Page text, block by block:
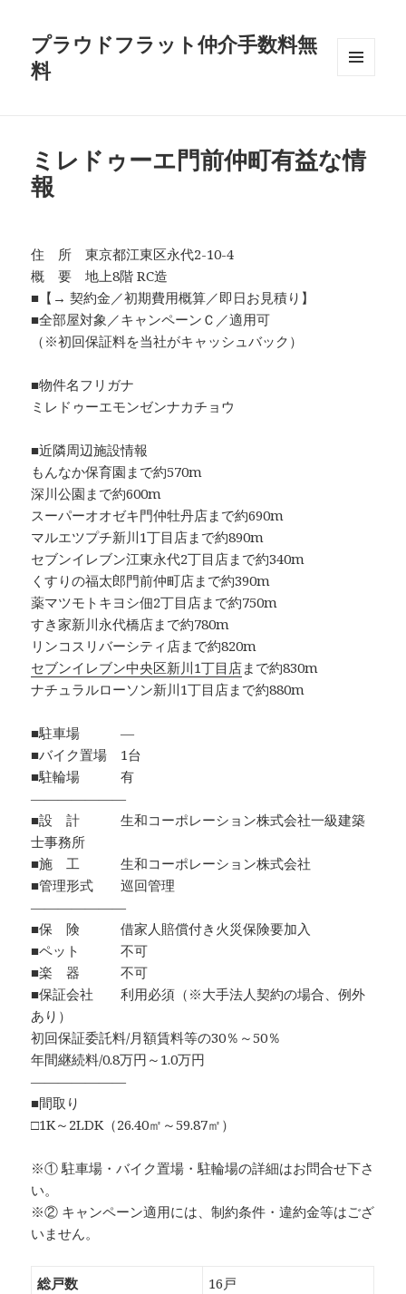
プラウドフラット仲介手数料無
料
ミレドゥーエ門前仲町有益な情
報
住 所 東京都江東区永代2-10-4
概 要 地上8階 RC造
■【→ 契約金／初期費用概算／即日お見積り】
■全部屋対象／キャンペーンＣ／適用可
（※初回保証料を当社がキャッシュバック）
■物件名フリガナ
ミレドゥーエモンゼンナカチョウ
■近隣周辺施設情報
もんなか保育園まで約570m
深川公園まで約600m
スーパーオオゼキ門仲牡丹店まで約690m
マルエツプチ新川1丁目店まで約890m
セブンイレブン江東永代2丁目店まで約340m
くすりの福太郎門前仲町店まで約390m
薬マツモトキヨシ佃2丁目店まで約750m
すき家新川永代橋店まで約780m
リンコスリバーシティ店まで約820m
セブンイレブン中央区新川1丁目店まで約830m
ナチュラルローソン新川1丁目店まで約880m
■駐車場 ―
■バイク置場 1台
■駐輪場 有
―――――――
■設 計 生和コーポレーション株式会社一級建築
士事務所
■施 工 生和コーポレーション株式会社
■管理形式 巡回管理
―――――――
■保 険 借家人賠償付き火災保険要加入
■ペット 不可
■楽 器 不可
■保証会社 利用必須（※大手法人契約の場合、例外
あり）
初回保証委託料/月額賃料等の30％～50％
年間継続料/0.8万円～1.0万円
―――――――
■間取り
□1K～2LDK（26.40㎡～59.87㎡）
※① 駐車場・バイク置場・駐輪場の詳細はお問合せ下さ
い。
※② キャンペーン適用には、制約条件・違約金等はござ
いません。
総戸数
16戸